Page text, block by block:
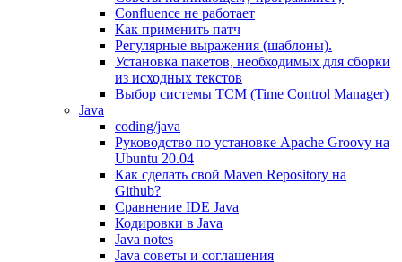
Confluence не работает
Как применить патч
Регулярные выражения (шаблоны).
Установка пакетов, необходимых для сборки
из исходных текстов
Выбор системы TCM (Time Control Manager)
Java
coding/java
Руководство по установке Apache Groovy на
Ubuntu 20.04
Как сделать свой Maven Repository на
Github?
Сравнение IDE Java
Кодировки в Java
Java notes
Java советы и соглашения